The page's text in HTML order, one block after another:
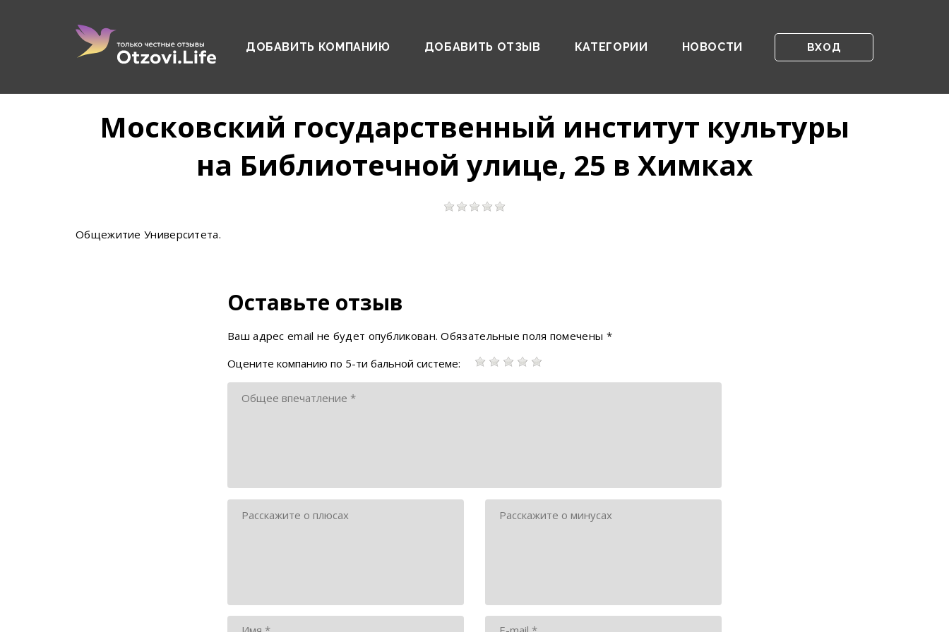
ДОБАВИТЬ КОМПАНИЮ ДОБАВИТЬ ОТЗЫВ КАТЕГОРИИ НОВОСТИ ВХОД
Московский государственный институт культуры
на Библиотечной улице, 25 в Химках
Общежитие Университета.
Оставьте отзыв
Ваш адрес email не будет опубликован. Обязательные поля помечены *
Оцените компанию по 5-ти бальной системе: